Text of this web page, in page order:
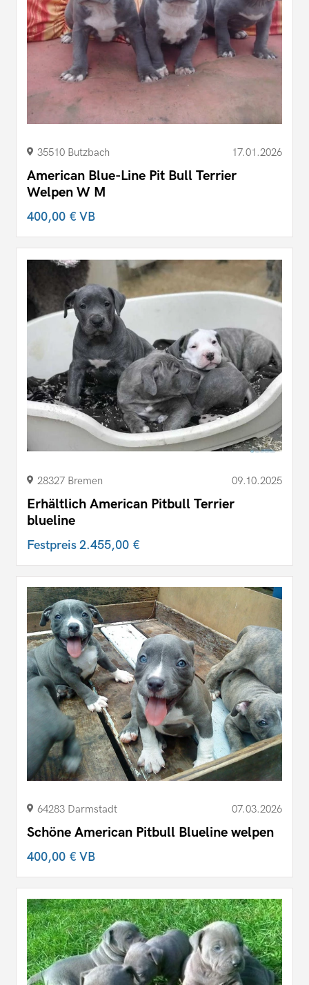
35510 Butzbach 17.01.2026
American Blue-Line Pit Bull Terrier
Welpen W M
400,00 €VB
28327 Bremen 09.10.2025
Erhältlich American Pitbull Terrier
blueline
Festpreis2.455,00 €
64283 Darmstadt 07.03.2026
Schöne American Pitbull Blueline welpen
400,00 €VB